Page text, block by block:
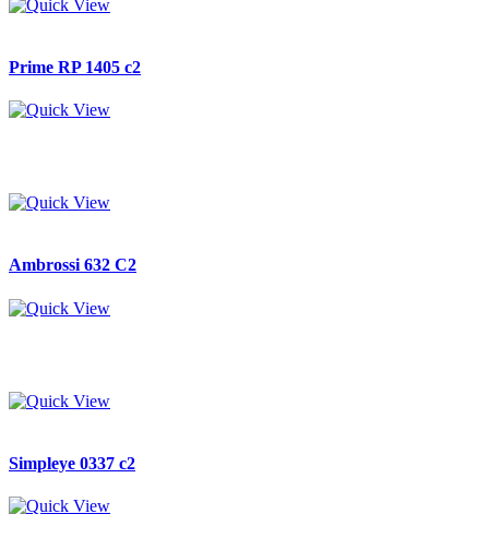
Prime RP 1405 c2
Ambrossi 632 C2
Simpleye 0337 c2